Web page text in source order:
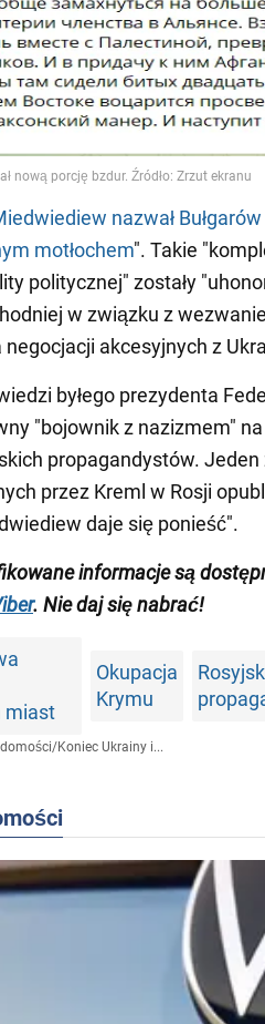
nazwał
motłochem". Takie
politycznej" zostały
w związku z
akcesyjnych z
byłego prezydenta
"bojownik z nazizmem"
propagandystów.
przez Kreml w Rosji
daje się ponieść".
informacje są
. Nie daj się nabrać!
miast
Okupacja
Krymu
/Koniec Ukrainy i...